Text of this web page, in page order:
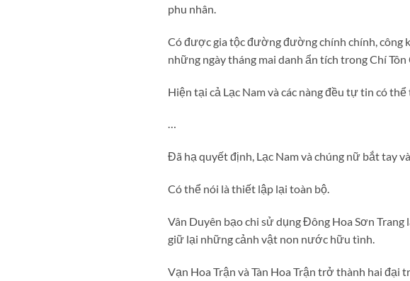
phu nhân.
Có được gia tộc đường đường chính chính,
những ngày tháng mai danh ẩn tích trong Chí Tôn
Hiện tại cả Lạc Nam và các nàng đều tự tin có
…
Đã hạ quyết định, Lạc Nam và chúng nữ bắt tay
Có thể nói là thiết lập lại toàn bộ.
Vân Duyên bạo chi sử dụng Đông Hoa Sơn
giữ lại những cảnh vật non nước hữu tình.
Vạn Hoa Trận và Tàn Hoa Trận trở thành hai đại